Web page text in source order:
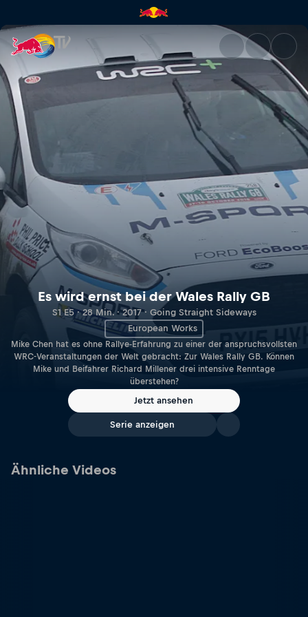
Es wird ernst bei der Wales
Es wird ernst bei der Wales Rally GB
S1 E5 · 28 Min. · 2017 · Going Straight Sideways
European Works
Mike Chen hat es ohne Rallye-Erfahrung zu einer der anspruchsvollsten
WRC-Veranstaltungen der Welt gebracht: Zur Wales Rally GB. Können
Mike und Beifahrer Richard Millener drei intensive Renntage
überstehen?
Jetzt ansehen
Serie anzeigen
Ähnliche Videos